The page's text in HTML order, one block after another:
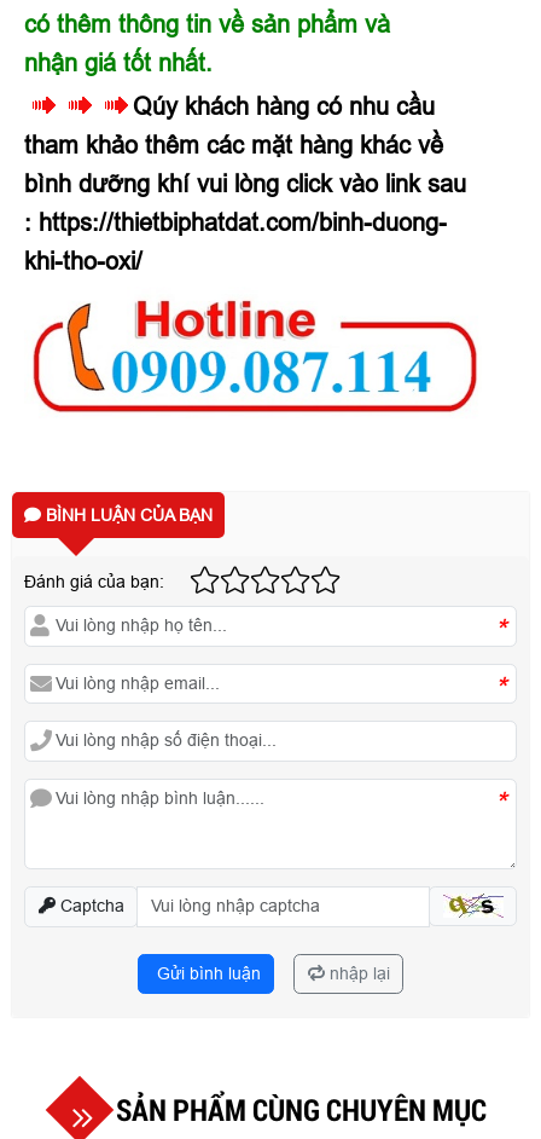
có thêm thông tin về sản phẩm và
nhận giá tốt nhất.
Qúy khách hàng có nhu cầu
tham khảo thêm các mặt hàng khác về
bình dưỡng khí vui lòng click vào link sau
: https://thietbiphatdat.com/binh-duong-
khi-tho-oxi/
BÌNH LUẬN CỦA BẠN
Đánh giá của bạn:
*
*
*
Captcha
Gửi bình luận nhập lại
SẢN PHẨM CÙNG CHUYÊN MỤC